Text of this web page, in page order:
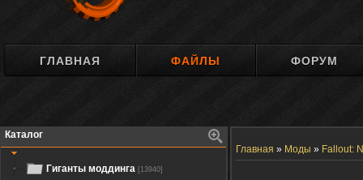
ГЛАВНАЯ ФАЙЛЫ ФОРУМ
Каталог
Гиганты моддинга [13940]
Главная » Моды » Fallout: